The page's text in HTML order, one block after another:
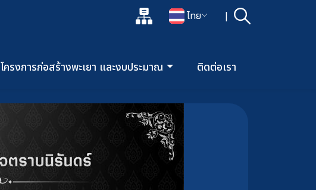
แผนผังเว็บไซต์
เปลี่ยนภาษา
ไทย | ค้นหา
เปิดกล่องค้นหาข้อมูลหลักของเว็บไซต์
โครงการก่อสร้างพะเยา และงบประมาณ ติดต่อเรา